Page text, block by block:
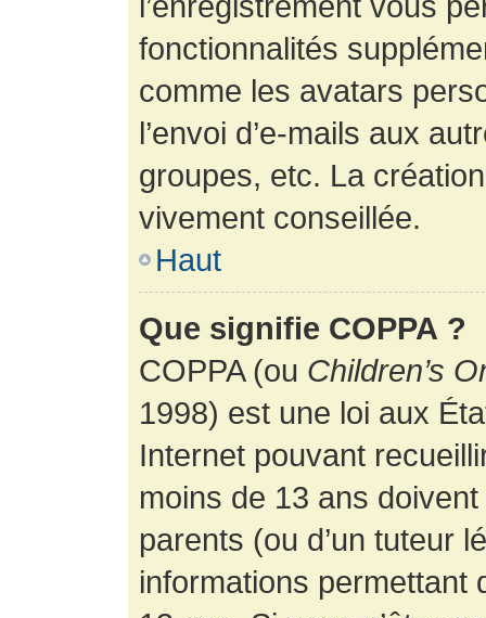
fonctionnalités
comme les avatars
l’envoi d’e-mails aux
groupes, etc. La
vivement conseillée.
Haut
Que signifie COPPA ?
COPPA (ou Children’s
1998) est une loi aux
Internet pouvant
moins de 13 ans
parents (ou d’un tuteur
informations permettant